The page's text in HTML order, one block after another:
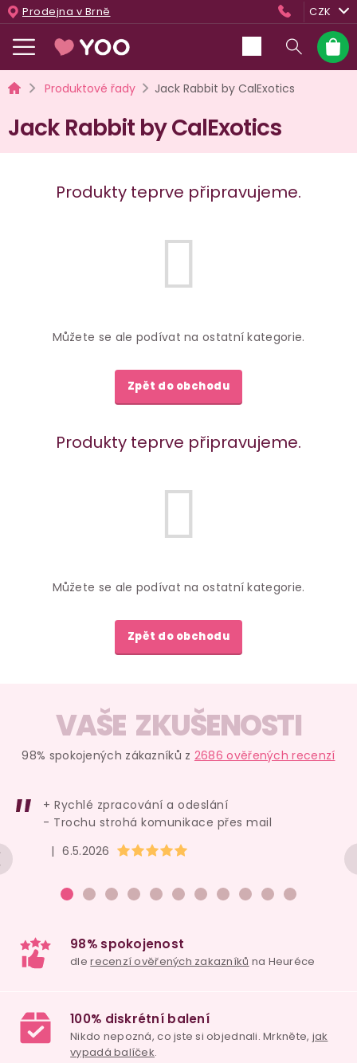
Přejít
na
obsah
Prodejna v Brně CZK
košík
DomůProduktové řady Jack Rabbit by CalExotics
Jack Rabbit by CalExotics
Produkty teprve připravujeme.
Můžete se ale podívat na ostatní kategorie.
Zpět do obchodu
Produkty teprve připravujeme.
Můžete se ale podívat na ostatní kategorie.
Zpět do obchodu
VAŠE ZKUŠENOSTI
98% spokojených zákazníků z 2686 ověřených recenzí
Hodnocení obchodu je 5 z 5 hvězdiček.
| 6.5.2026
+ Rychlé zpracování a odeslání
- Trochu strohá komunikace přes mail
98% spokojenost